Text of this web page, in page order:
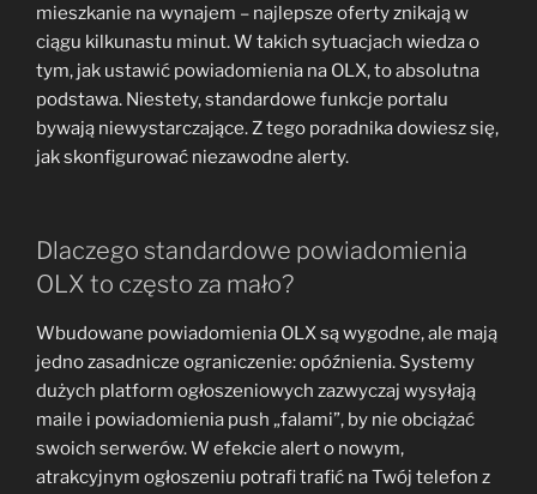
mieszkanie na wynajem – najlepsze oferty znikają w
ciągu kilkunastu minut. W takich sytuacjach wiedza o
tym, jak ustawić powiadomienia na OLX, to absolutna
podstawa. Niestety, standardowe funkcje portalu
bywają niewystarczające. Z tego poradnika dowiesz się,
jak skonfigurować niezawodne alerty.
Dlaczego standardowe powiadomienia
OLX to często za mało?
Wbudowane powiadomienia OLX są wygodne, ale mają
jedno zasadnicze ograniczenie: opóźnienia. Systemy
dużych platform ogłoszeniowych zazwyczaj wysyłają
maile i powiadomienia push „falami”, by nie obciążać
swoich serwerów. W efekcie alert o nowym,
atrakcyjnym ogłoszeniu potrafi trafić na Twój telefon z